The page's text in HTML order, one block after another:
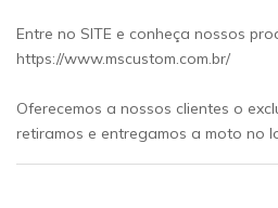
Entre no SITE e conheça nossos
https://www.mscustom.com.br/
Oferecemos a nossos clientes o
retiramos e entregamos a moto no